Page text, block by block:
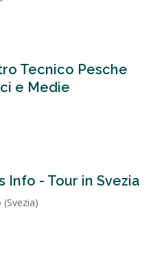
Tecnico Pesche
e Medie
Info - Tour in Svezia